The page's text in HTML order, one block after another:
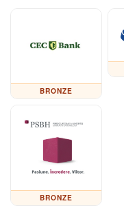
BRONZE
BRONZE